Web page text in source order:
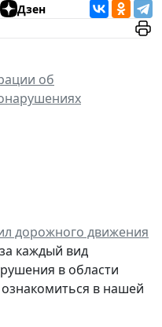
Дзен
об
дорожного движения
каждый вид
в области
в нашей